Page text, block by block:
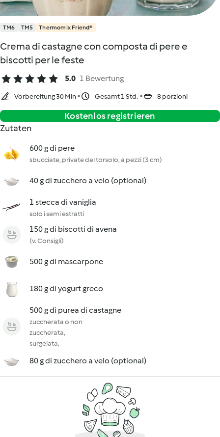
TM6 TM5 Thermomix Friend®
Crema di castagne con composta di pere e
biscotti per le feste
5.0 1 Bewertung
Vorbereitung 30 Min Gesamt 1 Std. 8 porzioni
Kostenlos registrieren
Zutaten
600 g di pere
sbucciate, private del torsolo, a pezzi (3 cm)
40 g di zucchero a velo (optional)
1 stecca di vaniglia
solo i semi estratti
150 g di biscotti di avena
(v. Consigli)
500 g di mascarpone
180 g di yogurt greco
500 g di purea di castagne
zuccherata o non
zuccherata,
surgelata,
80 g di zucchero a velo (optional)